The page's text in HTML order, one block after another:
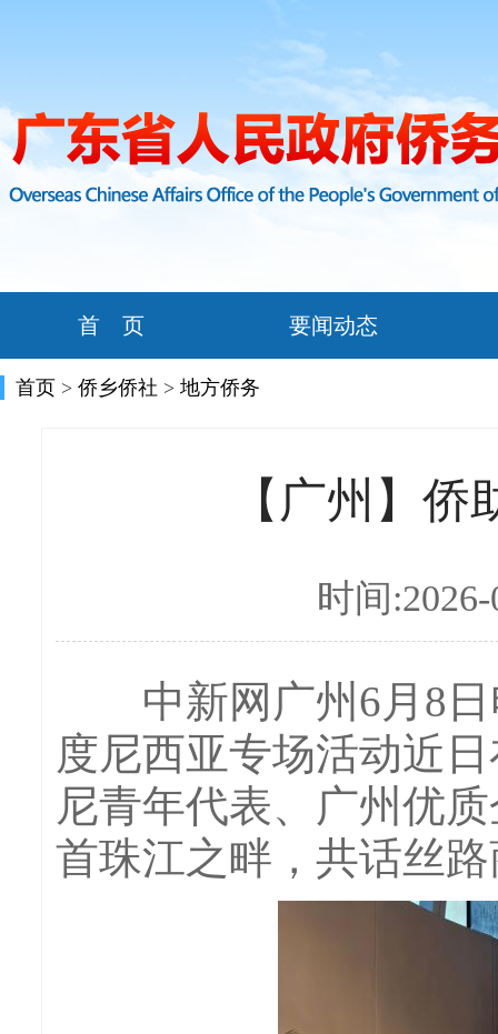
首 页 要闻动态
首页 > 侨乡侨社 > 地方侨务
【广州】
时间
中新网广州6月8日
度尼西亚专场活动近
尼青年代表、广州优
首珠江之畔，共话丝